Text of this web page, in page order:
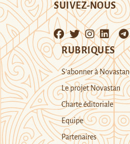
SUIVEZ-NOUS
RUBRIQUES
S’abonner à Novastan
Le projet Novastan
Charte éditoriale
Equipe
Partenaires